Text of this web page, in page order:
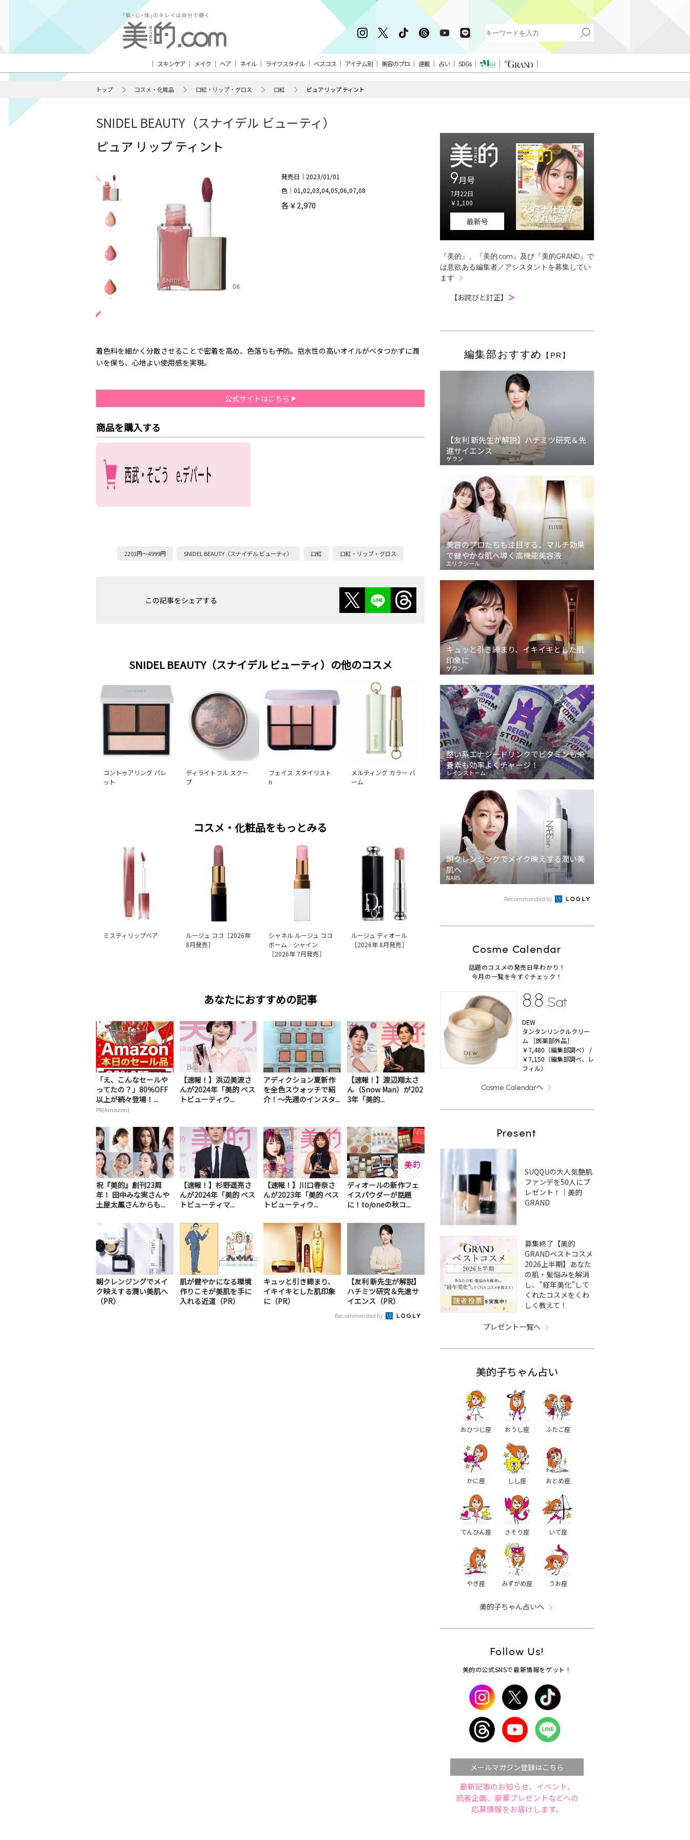
スキンケア メイク ヘア ネイル ライフスタイル ベスコス アイテム別 美容のプロ 連載 占い SDGs
トップ コスメ・化粧品 口紅・リップ・グロス 口紅 ピュア リップ ティント
SNIDEL BEAUTY（スナイデル ビューティ）
ピュア リップ ティント
発売日｜2023/01/01
色｜01,02,03,04,05,06,07,08
各￥2,970
着色料を細かく分散させることで密着を高め、色落ちも予防。抱水性の高いオイルがベタつかずに潤
いを保ち、心地よい使用感を実現。
公式サイトはこちら
商品を購入する
2201円～4999円 SNIDEL BEAUTY（スナイデル ビューティ） 口紅 口紅・リップ・グロス
この記事をシェアする
SNIDEL BEAUTY（スナイデル ビューティ）の他のコスメ
コントゥアリング パレ
ット
ディライトフル スクー
プ
フェイス スタイリスト
n
メルティング カラー バ
ーム
コスメ・化粧品をもっとみる
ミスティリップベア
ルージュ ココ［2026年
8月発売］
シャネル ルージュ ココ
ボーム‐シャイン
［2026年 7月発売］
ルージュ ディオール
［2026年 8月発売］
あなたにおすすめの記事
「え、こんなセールや
ってたの？」80％OFF
以上が続々登場！...
PR(Amazon)
【速報！】浜辺美波さ
んが2024年「美的 ベス
トビューティウ...
アディクション夏新作
を全色スウォッチで紹
介！～先週のインスタ...
【速報！】渡辺翔太さ
ん（Snow Man）が202
3年「美的...
祝『美的』創刊23周
年！ 田中みな実さんや
土屋太鳳さんからも...
【速報！】杉野遥亮さ
んが2024年「美的 ベス
トビューティマ...
【速報！】川口春奈さ
んが2023年「美的 ベス
トビューティウ...
ディオールの新作フェ
イスパウダーが話題
に！to/oneの秋コ...
朝クレンジングでメイ
ク映えする潤い美肌へ
（PR）
肌が健やかになる環境
作りこそが美肌を手に
入れる近道（PR）
キュッと引き締まり、
イキイキとした肌印象
に（PR）
【友利 新先生が解説】
ハチミツ研究＆先進サ
イエンス（PR）
Recommended by
9月号
7月22日
￥1,100
最新号
『美的』、『美的.com』及び『美的GRAND』で
は意欲ある編集者／アシスタントを募集してい
ます
【お詫びと訂正】 ＞
編集部おすすめ 【PR】
【友利 新先生が解説】ハチミツ研究＆先
進サイエンス
ゲラン
美容のプロたちも注目する、マルチ効果
で健やかな肌へ導く高機能美容液
エリクシール
キュッと引き締まり、イキイキとした肌
印象に
ゲラン
整い系エナジードリンクでビタミンも栄
養素も効率よくチャージ！
レインストーム
朝クレンジングでメイク映えする潤い美
肌へ
NARS
Recommended by
Cosme Calendar
話題のコスメの発売日早わかり！
今月の一覧を今すぐチェック！
8.8 Sat
DEW
タンタンリンクルクリー
ム ［医薬部外品］
￥7,480（編集部調べ） /
￥7,150（編集部調べ、レ
フィル）
Cosme Calendarへ
Present
SUQQUの大人気艶肌
ファンデを50人にプ
レゼント！｜美的
GRAND
募集終了【美的
GRANDベストコスメ
2026上半期】あなた
の肌・髪悩みを解消
し、”経年美化”して
くれたコスメをくわ
しく教えて！
プレゼント一覧へ
美的子ちゃん占い
おひつじ座 おうし座 ふたご座
かに座 しし座 おとめ座
てんびん座 さそり座 いて座
やぎ座 みずがめ座 うお座
美的子ちゃん占いへ
Follow Us!
美的の公式SNSで最新情報をゲット！
メールマガジン登録はこちら
最新記事のお知らせ、イベント、
読者企画、豪華プレゼントなどへの
応募情報をお届けします。